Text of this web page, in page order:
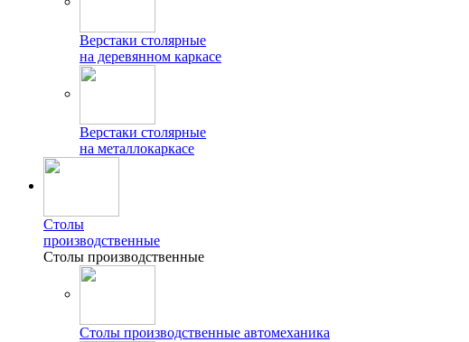
Верстаки столярные
на деревянном каркасе
Верстаки столярные
на металлокаркасе
Столы
производственные
Столы производственные
Столы производственные автомеханика